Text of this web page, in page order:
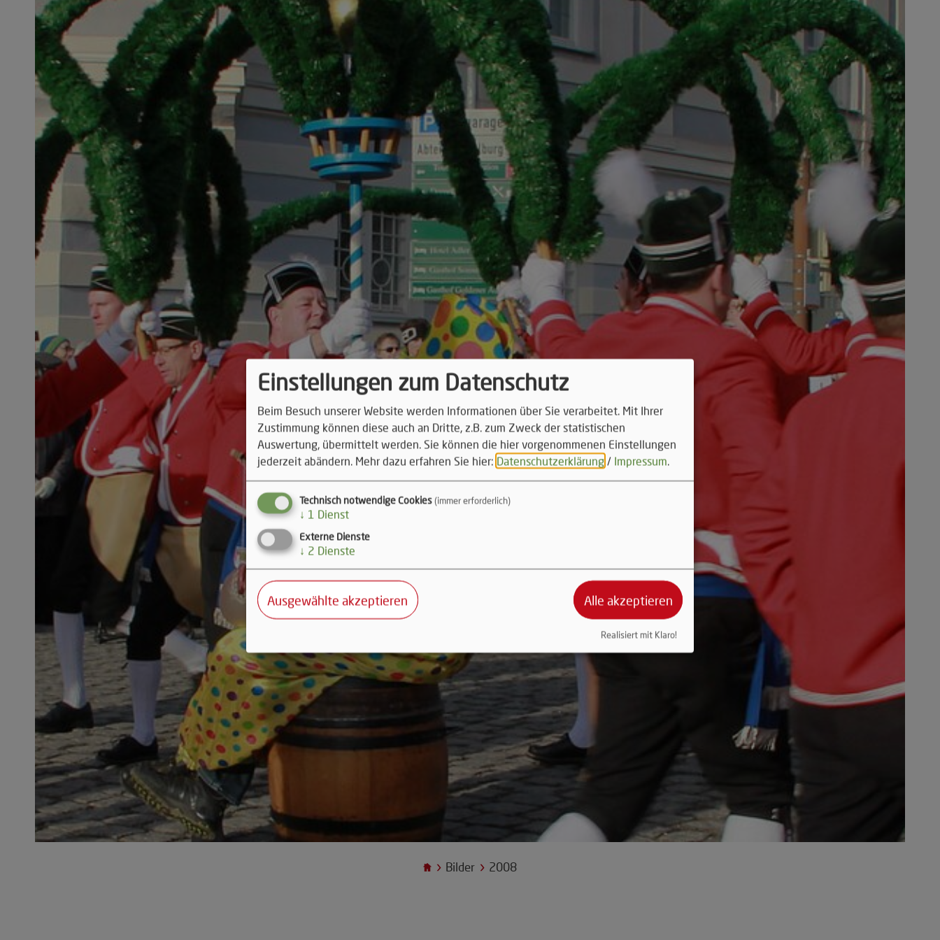
Bilder 2008
Einstellungen zum Datenschutz
Beim Besuch unserer Website werden Informationen über Sie verarbeitet. Mit Ihrer
Zustimmung können diese auch an Dritte, z.B. zum Zweck der statistischen
Auswertung, übermittelt werden. Sie können die hier vorgenommenen Einstellungen
jederzeit abändern. Mehr dazu erfahren Sie hier: Datenschutzerklärung / Impressum.
Technisch notwendige Cookies(immer erforderlich)
↓ 1 Dienst
Externe Dienste
↓ 2 Dienste
Ausgewählte akzeptieren Alle akzeptieren
Realisiert mit Klaro!